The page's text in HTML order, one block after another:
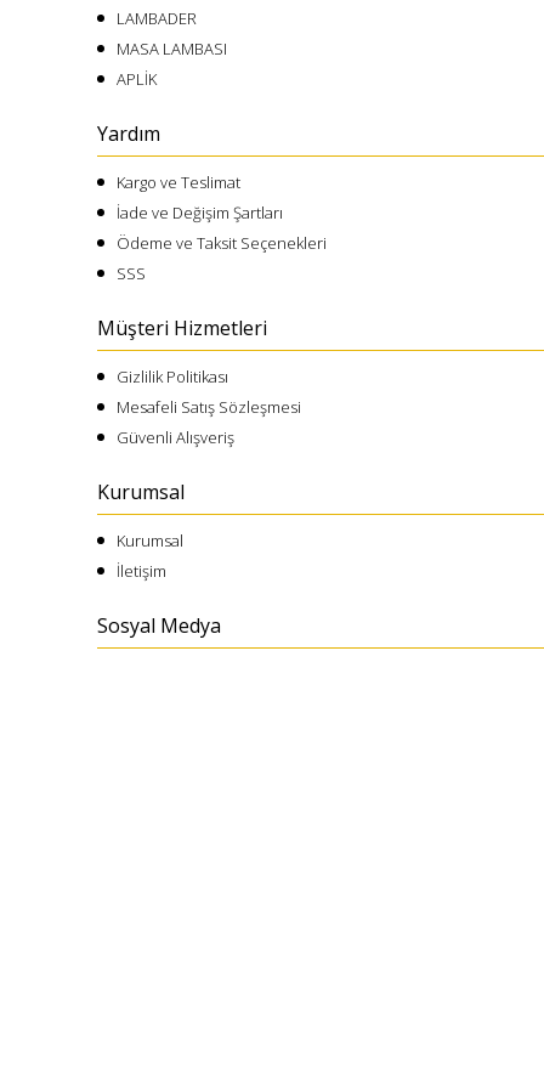
LAMBADER
MASA LAMBASI
APLİK
Yardım
Kargo ve Teslimat
İade ve Değişim Şartları
Ödeme ve Taksit Seçenekleri
SSS
Müşteri Hizmetleri
Gizlilik Politikası
Mesafeli Satış Sözleşmesi
Güvenli Alışveriş
Kurumsal
Kurumsal
İletişim
Sosyal Medya